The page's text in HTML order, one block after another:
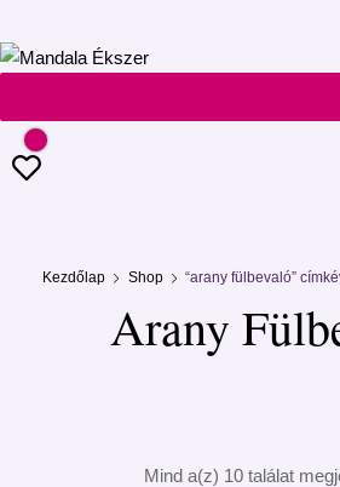
Mandala
Ékszer
Kezdőlap Shop “arany fülbevaló”
Arany
Mind a(z) 10 találat